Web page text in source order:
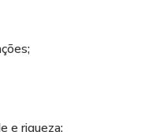
e riqueza;